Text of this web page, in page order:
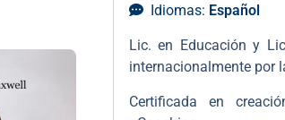
Idiomas: Español
Lic. en Educación y
internacionalmente por
Certificada en